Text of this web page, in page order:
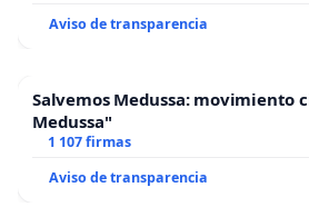
Aviso de transparencia
Salvemos Medussa: movimiento
Medussa"
1 107 firmas
Aviso de transparencia